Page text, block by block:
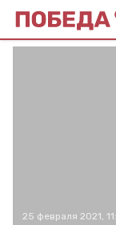
25 февраля 2021,